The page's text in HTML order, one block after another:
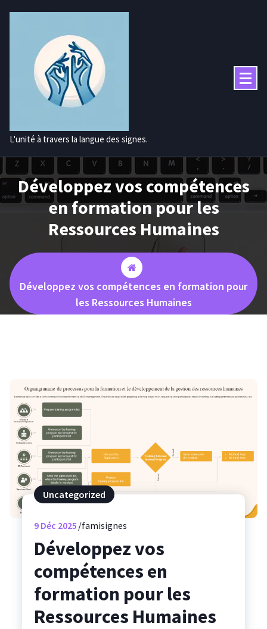
L'unité à travers la langue des signes.
Développez vos compétences
en formation pour les
Ressources Humaines
Développez vos compétences en formation pour
les Ressources Humaines
Uncategorized
9Déc 2025 famisignes
Développez vos
compétences en
formation pour les
Ressources Humaines